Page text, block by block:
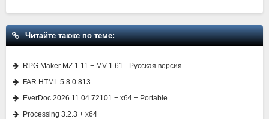
Читайте также по теме:
RPG Maker MZ 1.11 + MV 1.61 - Русская версия
FAR HTML 5.8.0.813
EverDoc 2026 11.04.72101 + x64 + Portable
Processing 3.2.3 + x64